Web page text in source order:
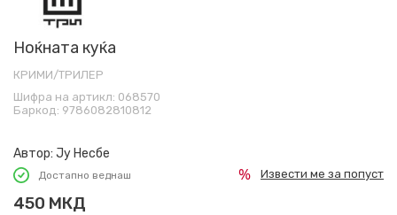
Ноќната куќа
КРИМИ/ТРИЛЕР
Шифра на артикл: 068570
Баркод: 9786082810812
Автор: Ју Несбе
Достапно веднаш
450 МКД
Извести ме за попуст